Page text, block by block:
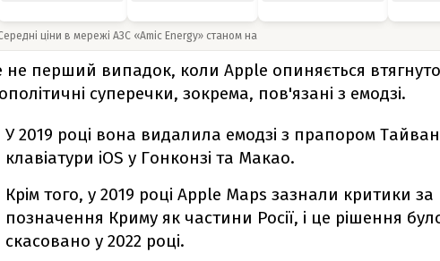
ціни в мережі АЗС «Amic Energy» станом на
не перший випадок, коли Apple опиняється
суперечки, зокрема, пов'язані з емодзі.
У 2019 році вона видалила емодзі з прапором
клавіатури iOS у Гонконзі та Макао.
Крім того, у 2019 році Apple Maps зазнали критики за
позначення Криму як частини Росії, і це рішення
скасовано у 2022 році.